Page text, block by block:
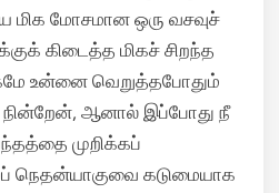
மிக மோசமான ஒரு வசவுச்
கிடைத்த மிகச் சிறந்த
உன்னை வெறுத்தபோதும்
ஆனால் இப்போது நீ
முறிக்கப்
நெதன்யாகுவை கடுமையாக